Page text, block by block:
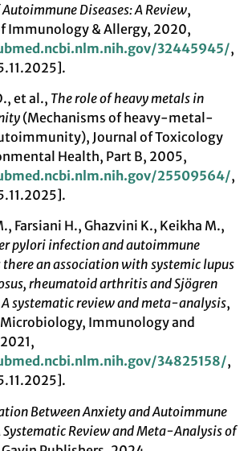
Diseases: A Review,
Immunology & Allergy, 2020,
32445945/,
et al., The role of heavy metals in
(Mechanisms of heavy-metal-
Journal of Toxicology
Health, Part B, 2005,
25509564/,
Farsiani H., Ghazvini K., Keikha M.,
pylori infection and autoimmune
there an association with systemic lupus
rheumatoid arthritis and Sjögren
A systematic review and meta-analysis,
Immunology and
34825158/,
Between Anxiety and Autoimmune
Systematic Review and Meta-Analysis of